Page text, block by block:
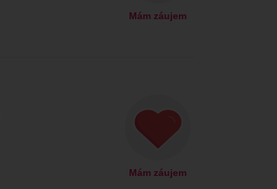
Mám záujem
Mám záujem